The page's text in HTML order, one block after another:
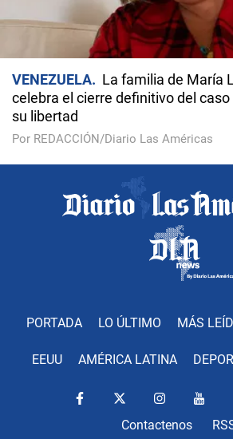
VENEZUELA
La familia de María
celebra el cierre definitivo del
su libertad
Por REDACCIÓN/Diario Las Américas
PORTADA LO ÚLTIMO MÁS
EEUU AMÉRICA LATINA
Contactenos